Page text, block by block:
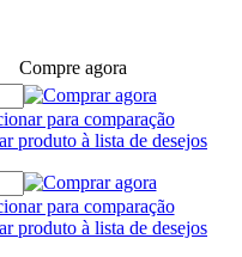
Compre agora
para comparação
produto à lista de desejos
para comparação
produto à lista de desejos